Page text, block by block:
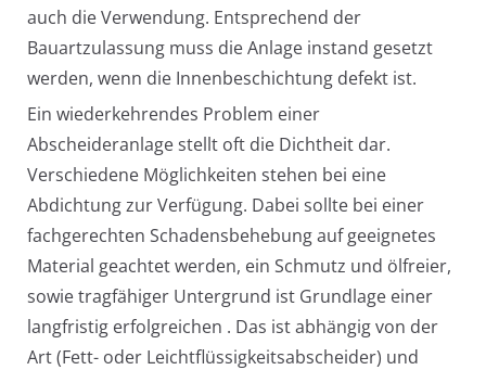
auch die Verwendung. Entsprechend der
Bauartzulassung muss die Anlage instand gesetzt
werden, wenn die Innenbeschichtung defekt ist.
Ein wiederkehrendes Problem einer
Abscheideranlage stellt oft die Dichtheit dar.
Verschiedene Möglichkeiten stehen bei eine
Abdichtung zur Verfügung. Dabei sollte bei einer
fachgerechten Schadensbehebung auf geeignetes
Material geachtet werden, ein Schmutz und ölfreier,
sowie tragfähiger Untergrund ist Grundlage einer
langfristig erfolgreichen . Das ist abhängig von der
Art (Fett- oder Leichtflüssigkeitsabscheider) und